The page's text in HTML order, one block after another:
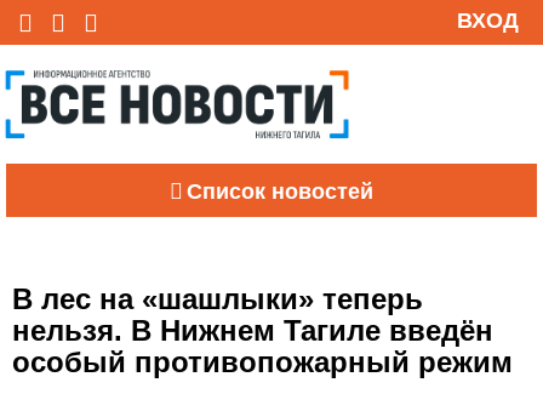
ВХОД
Список новостей
В лес на «шашлыки» теперь
нельзя. В Нижнем Тагиле введён
особый противопожарный режим